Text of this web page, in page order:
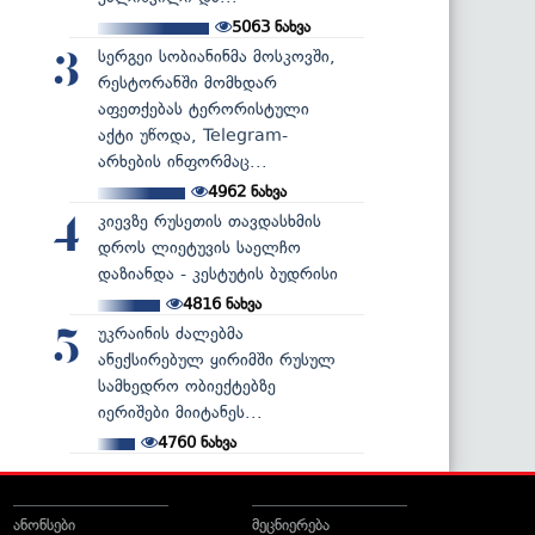
5063 ნახვა
3
სერგეი სობიანინმა მოსკოვში,
რესტორანში მომხდარ
აფეთქებას ტერორისტული
აქტი უწოდა, Telegram-
არხების ინფორმაც...
4962ნახვა
4
კიევზე რუსეთის თავდასხმის
დროს ლიეტუვის საელჩო
დაზიანდა - კესტუტის ბუდრისი
4816ნახვა
5
უკრაინის ძალებმა
ანექსირებულ ყირიმში რუსულ
სამხედრო ობიექტებზე
იერიშები მიიტანეს...
4760ნახვა
ანონსები მეცნიერება